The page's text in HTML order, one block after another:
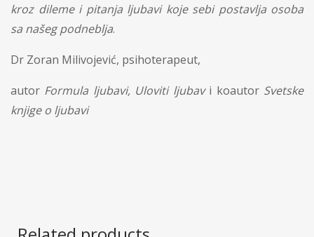
kroz dileme i pitanja ljubavi koje sebi postavlja osoba
sa našeg podneblja.
Dr Zoran Milivojević, psihoterapeut,
autor Formula ljubavi, Uloviti ljubavi koautor Svetske
knjige o ljubavi